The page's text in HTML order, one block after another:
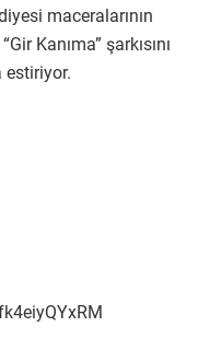
maceralarının
Kanıma” şarkısını
estiriyor.